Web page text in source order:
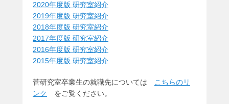
2020年度版 研究室紹介
2019年度版 研究室紹介
2018年度版 研究室紹介
2017年度版 研究室紹介
2016年度版 研究室紹介
2015年度版 研究室紹介
菅研究室卒業生の就職先については こちらのリ
ンク
をご覧ください。